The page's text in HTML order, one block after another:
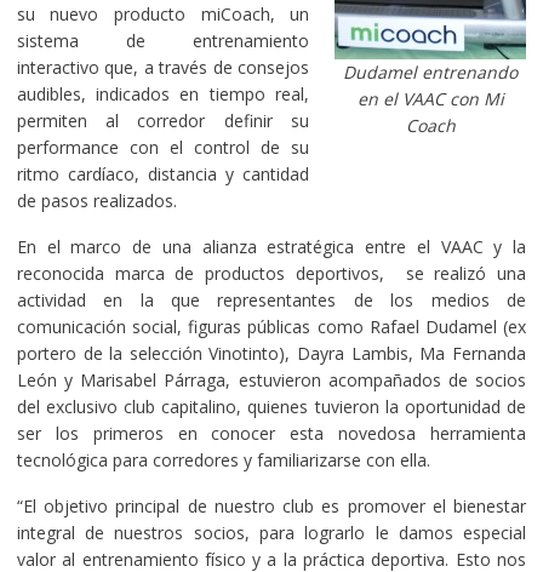
Dudamel entrenando
en el VAAC con Mi
Coach
su nuevo producto miCoach, un
sistema de entrenamiento
interactivo que, a través de consejos
audibles, indicados en tiempo real,
permiten al corredor definir su
performance con el control de su
ritmo cardíaco, distancia y cantidad
de pasos realizados.
En el marco de una alianza estratégica entre el VAAC y la
reconocida marca de productos deportivos, se realizó una
actividad en la que representantes de los medios de
comunicación social, figuras públicas como Rafael Dudamel (ex
portero de la selección Vinotinto), Dayra Lambis, Ma Fernanda
León y Marisabel Párraga, estuvieron acompañados de socios
del exclusivo club capitalino, quienes tuvieron la oportunidad de
ser los primeros en conocer esta novedosa herramienta
tecnológica para corredores y familiarizarse con ella.
“El objetivo principal de nuestro club es promover el bienestar
integral de nuestros socios, para lograrlo le damos especial
valor al entrenamiento físico y a la práctica deportiva. Esto nos